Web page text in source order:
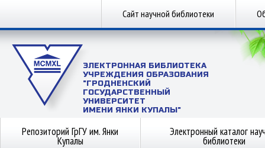
Сайт научной библиотеки
ЭЛЕКТРОННАЯ БИБЛИОТЕКА
УЧРЕЖДЕНИЯ ОБРАЗОВАНИЯ
"ГРОДНЕНСКИЙ
ГОСУДАРСТВЕННЫЙ
УНИВЕРСИТЕТ
ИМЕНИ ЯНКИ КУПАЛЫ"
Репозиторий ГрГУ им. Янки
Купалы
Электронный каталог
библиотеки